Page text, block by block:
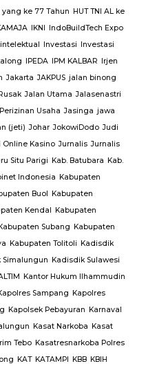
yang ke 77 Tahun HUT TNI AL ke
IKNI IndoBuildTech Expo
intelektual Investasi Investasi
IPEDA IPM KALBAR Irjen
Jakarta JAKPUS jalan binong
Jalan Utama Jalasenastri
Usaha Jasinga jawa
(jeti) Johar JokowiDodo Judi
Online Kasino Jurnalis Jurnalis
Situ Parigi Kab. Batubara Kab.
Indonesia Kabupaten
Buol Kabupaten
Kendal Kabupaten
Subang Kabupaten
Kabupaten Tolitoli Kadisdik
Simalungun Kadisdik Sulawesi
Kantor Hukum Ilhammudin
Sampang Kapolres
Kapolsek Pebayuran Karnaval
Kasat Narkoba Kasat
Tebo Kasatresnarkoba Polres
KAT KATAMPI KBB KBIH